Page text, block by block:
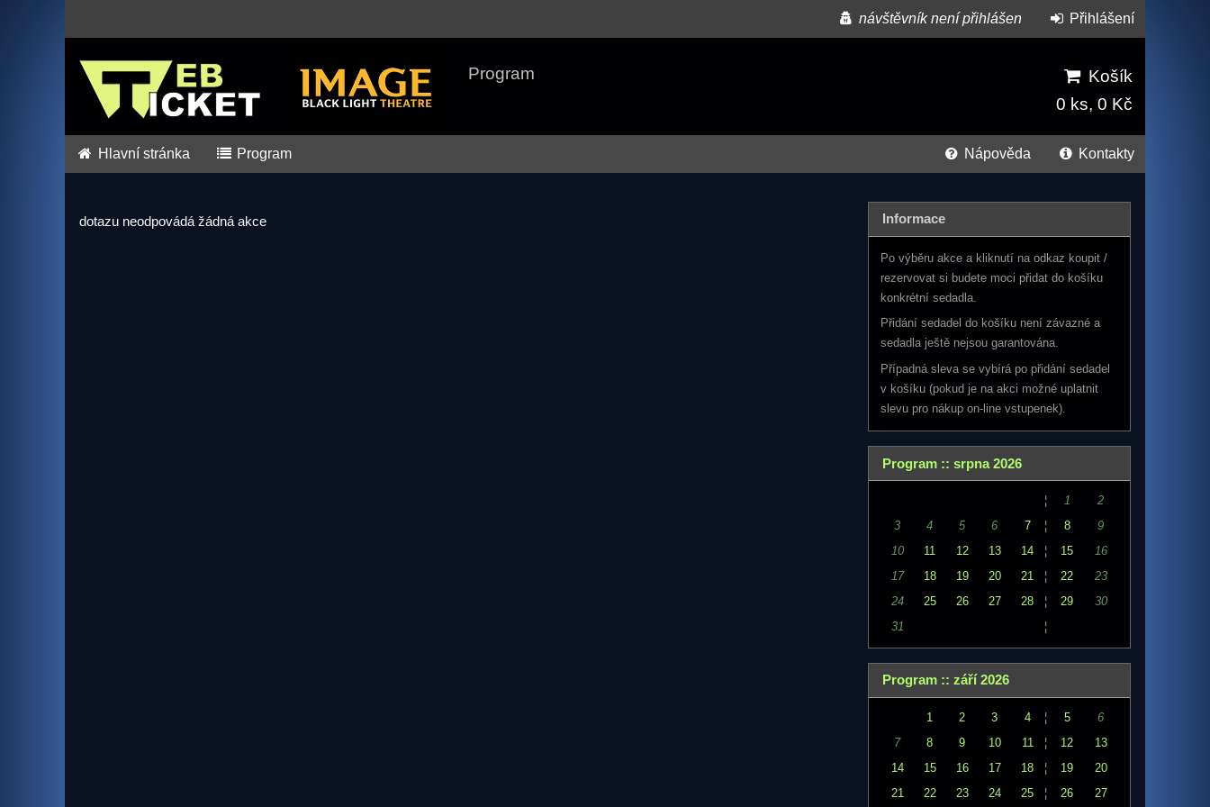
Program
Košík
0 ks, 0 Kč
návštěvník není přihlášen Přihlášení
Hlavní stránka Program Nápověda Kontakty
Informace
Po výběru akce a kliknutí na odkaz koupit /
rezervovat si budete moci přidat do košíku
konkrétní sedadla.
Přidání sedadel do košíku není závazné a
sedadla ještě nejsou garantována.
Případná sleva se vybírá po přidání sedadel
v košíku (pokud je na akci možné uplatnit
slevu pro nákup on-line vstupenek).
Program :: srpna 2026
¦ 1
2
3
4 5 6 7 ¦ 8
9
10
11 12 13 14 ¦ 15
16
17
18 19 20 21 ¦ 22
23
24
25 26 27 28 ¦ 29
30
31
¦
Program :: září 2026
1 2 3 4 ¦ 5
6
7
8 9 10 11 ¦ 12
13
14
15 16 17 18 ¦ 19
20
21
22 23 24 25 ¦ 26 27
dotazu neodpovádá žádná akce